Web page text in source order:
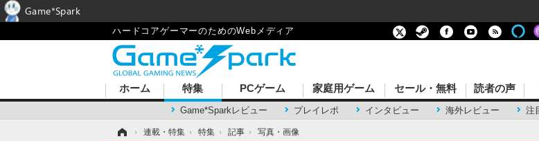
ハードコアゲーマーのためのWebメディア
ホーム 特集
Game*Sparkレビュー プレイレポ インタビュー 海外レビュー 注
PCゲーム 家庭用ゲーム セール・無料 読者の声
› 連載・特集 › 特集 › 記事 › 写真・画像
Game*Spark